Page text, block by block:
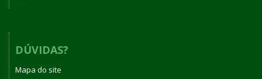
DÚVIDAS?
Mapa do site